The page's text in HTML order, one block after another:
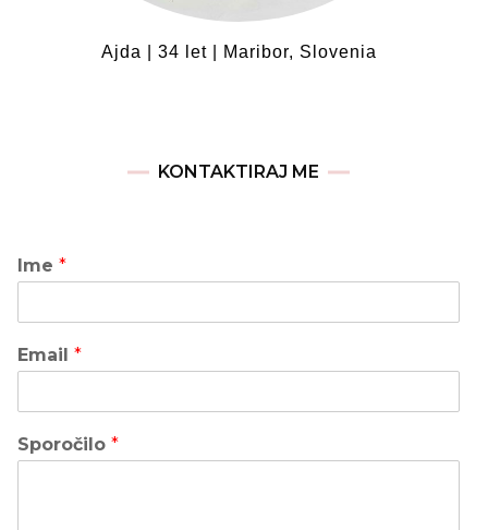
Ajda | 34 let | Maribor, Slovenia
KONTAKTIRAJ ME
Ime *
Email *
Sporočilo *